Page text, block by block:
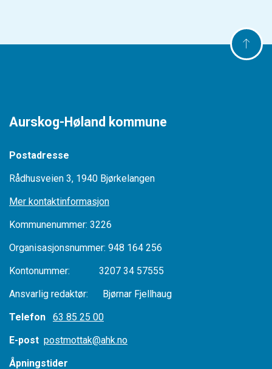
Aurskog-Høland kommune
Postadresse
Rådhusveien 3, 1940 Bjørkelangen
Mer kontaktinformasjon
Kommunenummer: 3226
Organisasjonsnummer: 948 164 256
Kontonummer: 3207 34 57555
Ansvarlig redaktør: Bjørnar Fjellhaug
Telefon 63 85 25 00
E-post postmottak@ahk.no
Åpningstider